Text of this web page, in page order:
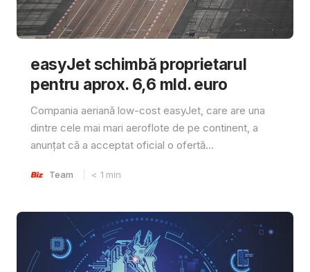
easyJet schimbă proprietarul
pentru aprox. 6,6 mld. euro
Compania aeriană low-cost easyJet, care are una
dintre cele mai mari aeroflote de pe continent, a
anunțat că a acceptat oficial o ofertă...
Team < 1 min